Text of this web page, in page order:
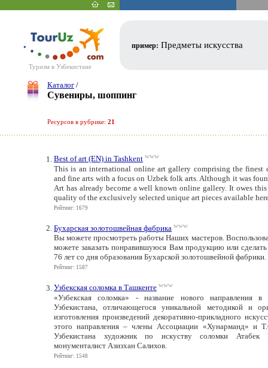
Туризм в Узбекистане
пример: Предметы искусства
Каталог /
Сувениры, шоппинг
Ресурсов в рубрике: 21
Best of art (EN) in Tashkent www
This is an international online art gallery comprising the finest
and fine arts with a focus on Uzbek folk arts. Although it was
Art has already become a well known online gallery. It owes this
quality of the exclusively selected unique art pieces available
Рейтинг: 1679
Бухарская золотошвейная фабрика www
Вы можете просмотреть работы Наших мастеров.
можете заказать понравившуюся Вам продукцию или сделать
76 лет со дня образования Бухарской золотошвейной фабрики.
Рейтинг: 1587
Узбекская соломка в Ташкенте www
«Узбекская соломка» - название нового направления в
Узбекистана, отличающегося уникальной методикой и
изготовления произведений декоративно-прикладного
этого направления – члены Ассоциации «Хунарманд» и
Узбекистана художник по искуству соломки
монументалист Азизхан Салихов.
Рейтинг: 1548